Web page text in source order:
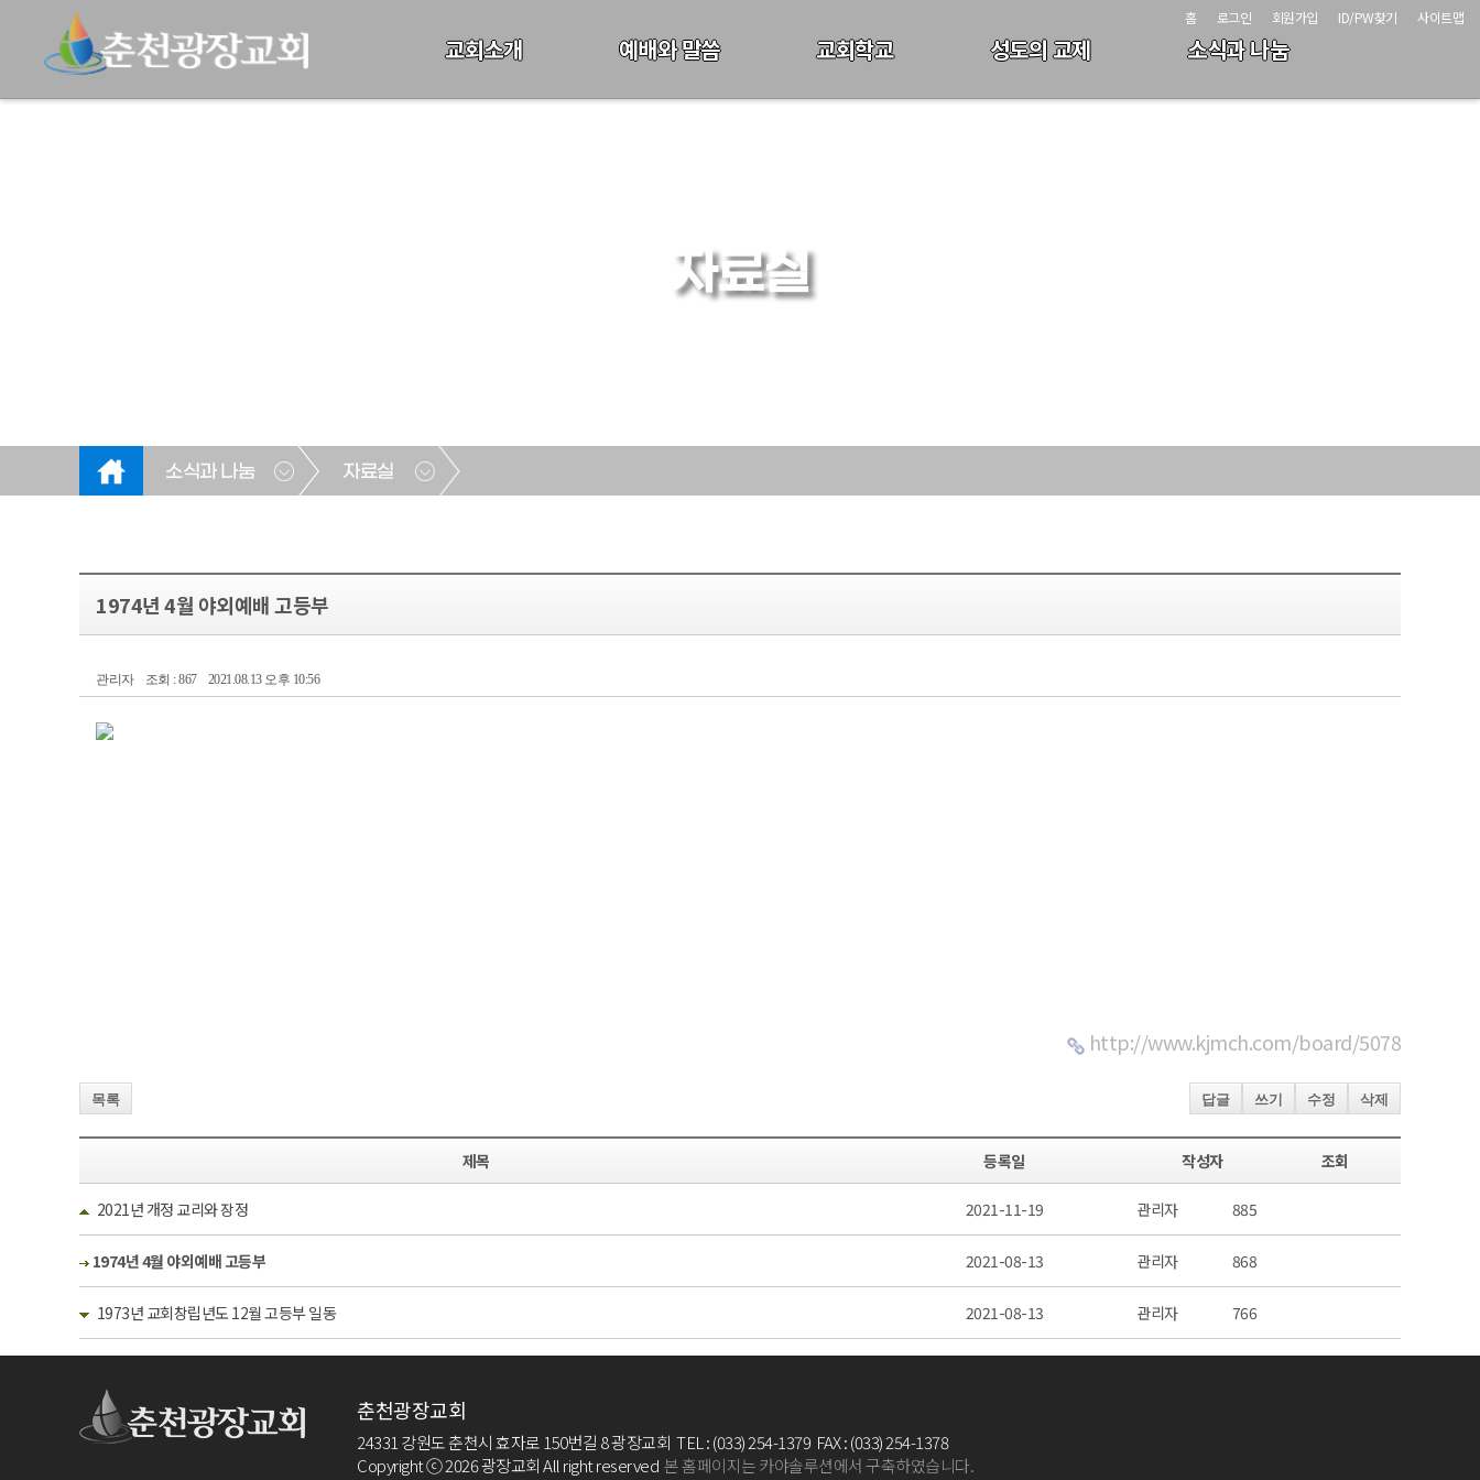
교회소개 예배와 말씀 교회학교 성도의 교제 소식과 나눔
홈 로그인 회원가입 ID/PW찾기 사이트맵
자료실
소식과 나눔 자료실
1974년 4월 야외예배 고등부
관리자 조회 : 867 2021.08.13 오후 10:56
http://www.kjmch.com/board/5078
목록 답글 쓰기 수정 삭제
제목 등록일 작성자 조회
2021년 개정 교리와 장정 2021-11-19 관리자 885
1974년 4월 야외예배 고등부 2021-08-13 관리자 868
1973년 교회창립년도 12월 고등부 일동 2021-08-13 관리자 766
춘천광장교회
24331 강원도 춘천시 효자로 150번길 8 광장교회 TEL : (033) 254-1379 FAX : (033) 254-1378
Copyright ⓒ 2026 광장교회 All right reserved 본 홈페이지는 카야솔루션에서 구축하였습니다.